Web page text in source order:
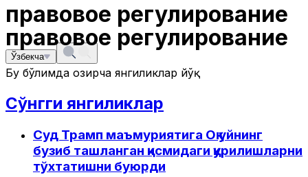
правовое регулирование
Ўзбекча
правовое регулирование
Бу бўлимда ҳозирча янгиликлар йўқ
Сўнгги янгиликлар
Суд Трамп маъмуриятига Оқ уйнинг
бузиб ташланган қисмидаги қурилишларни
тўхтатишни буюрди